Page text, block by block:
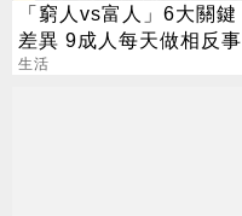
「窮人vs富人」6大關鍵
差異 9成人每天做相反事
生活